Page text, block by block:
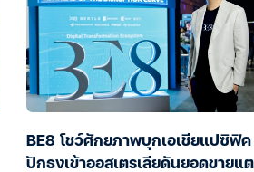
BE8 โชว์ศักยภาพบุกเอเชียแปซิฟิค
ปักธงเข้าออสเตรเลียดันยอดขายแต